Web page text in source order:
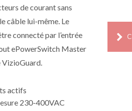
de courant sans
câble lui-même. Le
connecté par l’entrée
ePowerSwitch Master
VizioGuard.
actifs
230-400VAC